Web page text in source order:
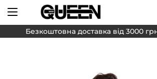
Безкоштовна доставка від 3000